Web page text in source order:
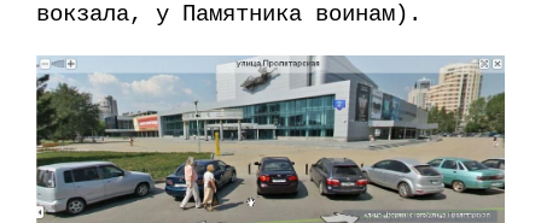
вокзала, у Памятника воинам).